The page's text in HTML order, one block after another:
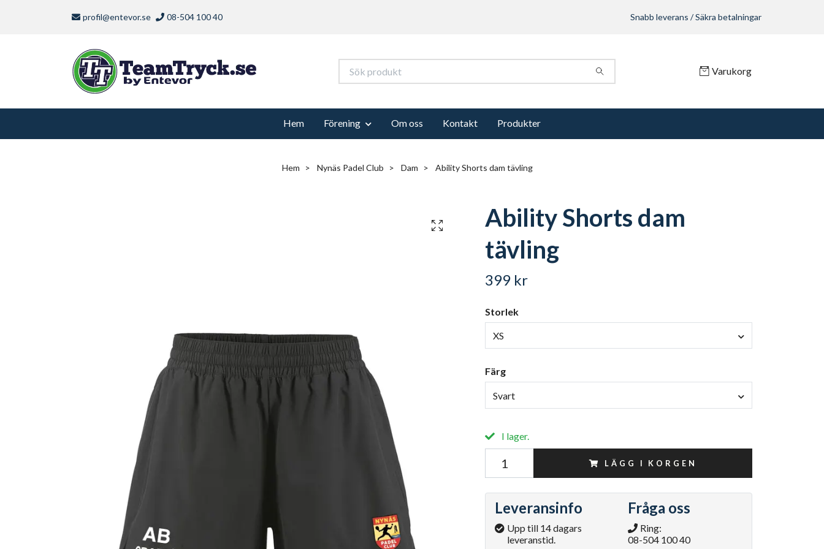
profil@entevor.se 08-504 100 40 Snabb leverans / Säkra betalningar
Varukorg
Hem Förening Om oss Kontakt Produkter
Hem Nynäs Padel Club Dam Ability Shorts dam tävling
Ability Shorts dam
tävling
399 kr
Storlek
XS
Färg
Svart
I lager.
LÄGG I KORGEN
Leveransinfo
Upp till 14 dagars
leveranstid.
Fråga oss
Ring:
08-504 100 40